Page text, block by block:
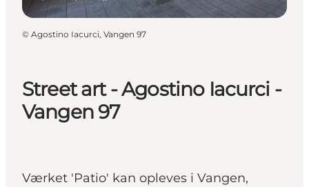
Street art - Agostino Iacurci -
Vangen 97
Værket 'Patio' kan opleves i Vangen,
© Agostino Iacurci, Vangen 97